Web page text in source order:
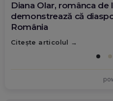
Diana Olar, românca de
demonstrează că
România
Citește articolul